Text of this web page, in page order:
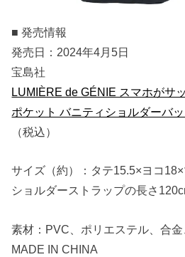
■ 発売情報
発売日：2024年4月5日
宝島社
LUMIÈRE de GÉNIE スマホがサ
ポケット バニティショルダーバ
（税込）
サイズ（約）：タテ15.5×ヨコ
ショルダーストラップの長さ
素材：PVC、ポリエステル、合
MADE IN CHINA